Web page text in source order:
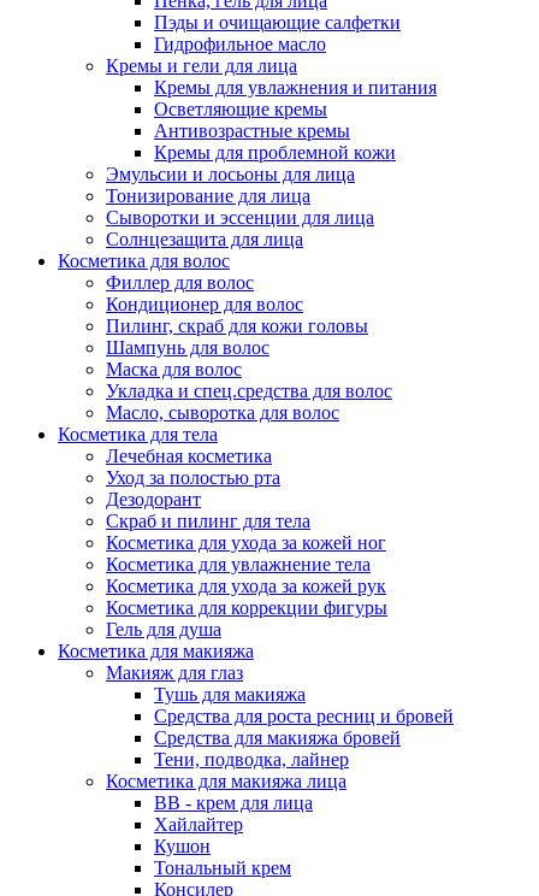
Пэды и очищающие салфетки
Гидрофильное масло
Кремы и гели для лица
Кремы для увлажнения и питания
Осветляющие кремы
Антивозрастные кремы
Кремы для проблемной кожи
Эмульсии и лосьоны для лица
Тонизирование для лица
Сыворотки и эссенции для лица
Солнцезащита для лица
Косметика для волос
Филлер для волос
Кондиционер для волос
Пилинг, скраб для кожи головы
Шампунь для волос
Маска для волос
Укладка и спец.средства для волос
Масло, сыворотка для волос
Косметика для тела
Лечебная косметика
Уход за полостью рта
Дезодорант
Скраб и пилинг для тела
Косметика для ухода за кожей ног
Косметика для увлажнение тела
Косметика для ухода за кожей рук
Косметика для коррекции фигуры
Гель для душа
Косметика для макияжа
Макияж для глаз
Тушь для макияжа
Средства для роста ресниц и бровей
Средства для макияжа бровей
Тени, подводка, лайнер
Косметика для макияжа лица
ВВ - крем для лица
Хайлайтер
Кушон
Тональный крем
Консилер